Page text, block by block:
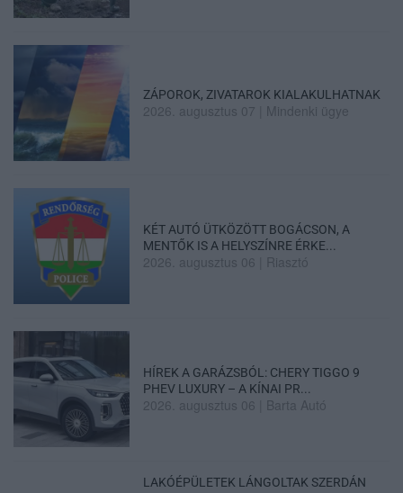
ZÁPOROK, ZIVATAROK KIALAKULHATNAK
2026. augusztus 07 Mindenki ügye
KÉT AUTÓ ÜTKÖZÖTT BOGÁCSON, A
MENTŐK IS A HELYSZÍNRE ÉRKE...
2026. augusztus 06 Riasztó
HÍREK A GARÁZSBÓL: CHERY TIGGO 9
PHEV LUXURY – A KÍNAI PR...
2026. augusztus 06 Barta Autó
LAKÓÉPÜLETEK LÁNGOLTAK SZERDÁN